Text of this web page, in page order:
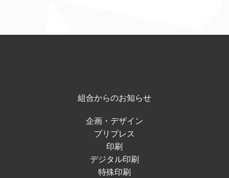
組合からのお知らせ
企画・デザイン
プリプレス
印刷
デジタル印刷
特殊印刷